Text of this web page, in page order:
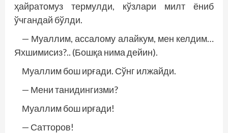
ҳайратомуз термулди, кўзлари милт ёниб
ўчгандай бўлди.
— Муаллим, ассалому алайкум, мен келдим…
Яхшимисиз?.. (Бошқа нима дейин).
Муаллим бош ирғади. Сўнг илжайди.
— Мени танидингизми?
Муаллим бош ирғади!
— Сатторов!